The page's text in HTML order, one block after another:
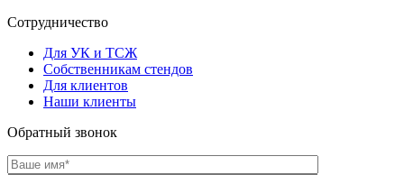
Сотрудничество
Для УК и ТСЖ
Собственникам стендов
Для клиентов
Наши клиенты
Обратный звонок